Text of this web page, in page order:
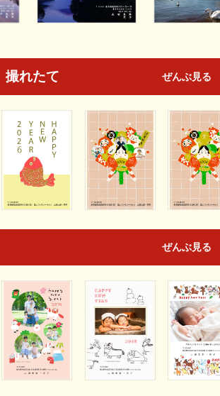
撮れたて ぜんぶ見る
ぜんぶ見る